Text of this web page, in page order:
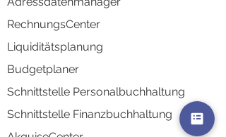
RechnungsCenter
Liquiditätsplanung
Budgetplaner
Schnittstelle Personalbuchhaltung
Schnittstelle Finanzbuchhaltung